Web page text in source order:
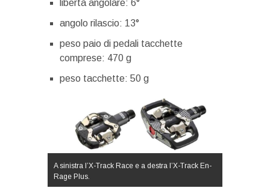
libertà angolare: 6°
angolo rilascio: 13°
peso paio di pedali tacchette
comprese: 470 g
peso tacchette: 50 g
A sinistra l’X-Track Race e a destra l’X-Track En-
Rage Plus.